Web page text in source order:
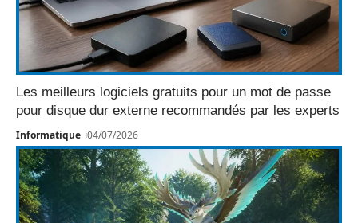
Les meilleurs logiciels gratuits pour un mot de passe
pour disque dur externe recommandés par les experts
Informatique 04/07/2026